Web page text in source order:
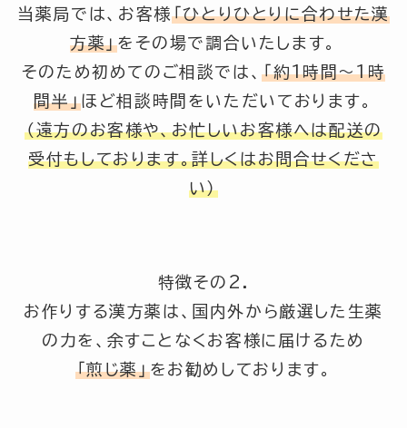
当薬局では、お客様 「ひとりひとりに合わせた漢
方薬」をその場で調合いたします。
そのため初めてのご相談では、「約1時間～1時
間半」ほど相談時間をいただいております。
（遠方のお客様や、お忙しいお客様へは配送の
受付もしております。詳しくはお問合せくださ
い）
特徴その2.
お作りする漢方薬は、国内外から厳選した生薬
の力を、余すことなくお客様に届けるため
「煎じ薬」をお勧めしております。